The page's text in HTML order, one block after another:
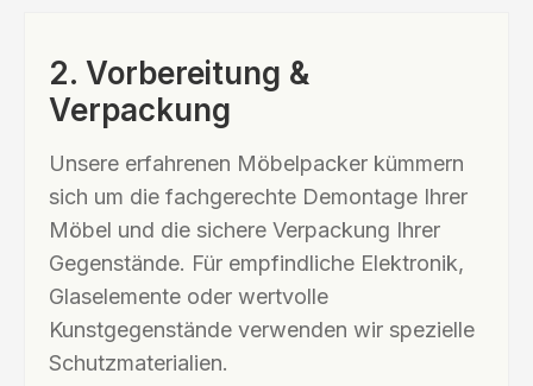
2. Vorbereitung &
Verpackung
Unsere erfahrenen Möbelpacker kümmern
sich um die fachgerechte Demontage Ihrer
Möbel und die sichere Verpackung Ihrer
Gegenstände. Für empfindliche Elektronik,
Glaselemente oder wertvolle
Kunstgegenstände verwenden wir spezielle
Schutzmaterialien.